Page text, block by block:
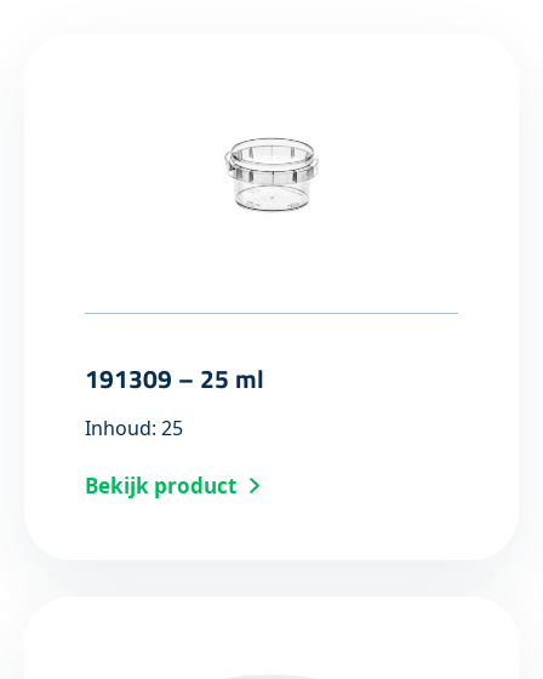
191309 – 25 ml
Inhoud: 25
Bekijk product